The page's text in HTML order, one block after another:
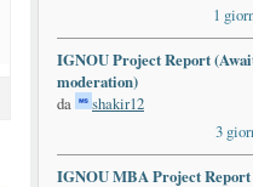
1
IGNOU Project Report
moderation)
da
shakir12
3
IGNOU MBA Project